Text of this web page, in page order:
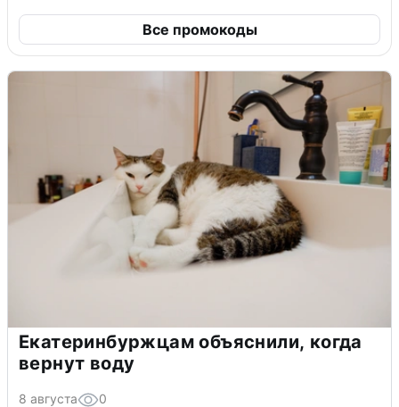
Все промокоды
Екатеринбуржцам объяснили, когда
вернут воду
8 августа 0